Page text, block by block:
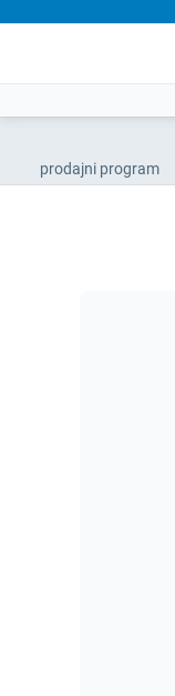
prodajni program